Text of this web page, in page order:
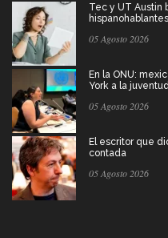
Tec y UT Austin
05 Agosto 2026
En la ONU:
York a la juventud
05 Agosto 2026
El escritor que
contada
05 Agosto 2026